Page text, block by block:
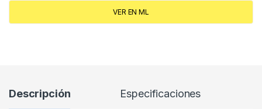
VER EN ML
Descripción Especificaciones